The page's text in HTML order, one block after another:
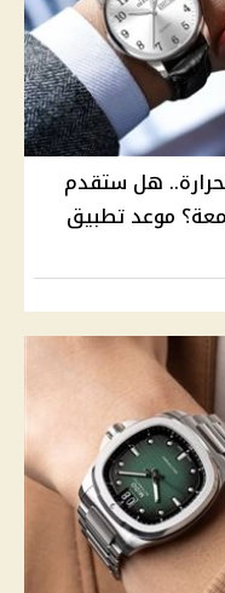
هل ستقدم
موعد تطبيق